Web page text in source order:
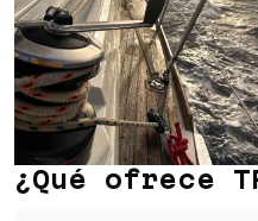
¿Qué ofrece